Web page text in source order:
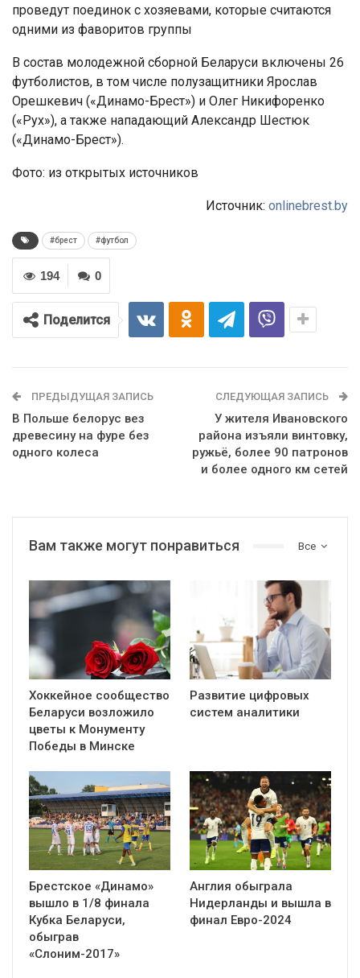
проведут поединок с хозяевами, которые считаются
одними из фаворитов группы
В состав молодежной сборной Беларуси включены 26
футболистов, в том числе полузащитники Ярослав
Орешкевич («Динамо-Брест») и Олег Никифоренко
(«Рух»), а также нападающий Александр Шестюк
(«Динамо-Брест»).
Фото: из открытых источников
Источник: onlinebrest.by
#брест #футбол
0
194
Поделится
ПРЕДЫДУЩАЯ ЗАПИСЬ
В Польше белорус вез
древесину на фуре без
одного колеса
СЛЕДУЮЩАЯ ЗАПИСЬ
У жителя Ивановского
района изъяли винтовку,
ружьё, более 90 патронов
и более одного км сетей
Все
Вам также могут понравиться
Хоккейное сообщество
Беларуси возложило
цветы к Монументу
Победы в Минске
Развитие цифровых
систем аналитики
Брестское «Динамо»
вышло в 1/8 финала
Кубка Беларуси,
обыграв
«Слоним-2017»
Англия обыграла
Нидерланды и вышла в
финал Евро-2024